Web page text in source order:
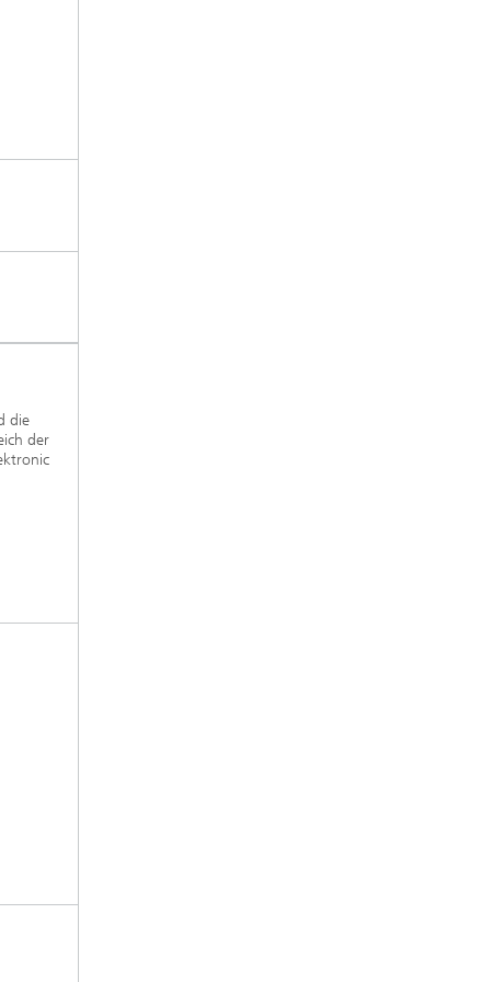
die
der